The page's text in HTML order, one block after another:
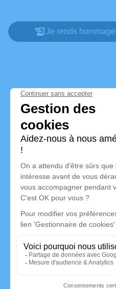
Je rends hommage